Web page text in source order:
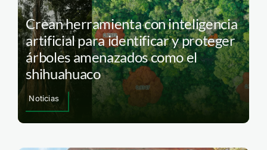
Crean herramienta con inteligencia
artificial para identificar y proteger
árboles amenazados como el
shihuahuaco
Noticias